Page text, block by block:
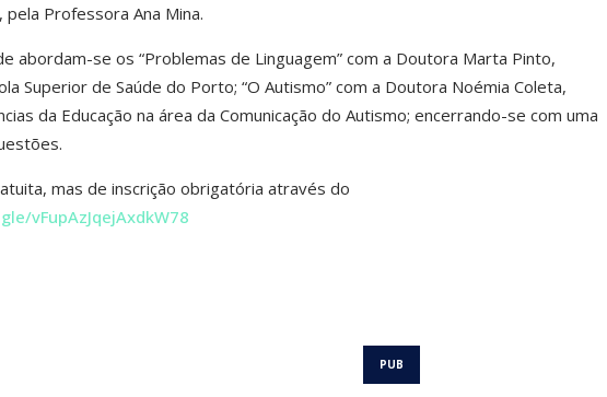
pela Professora Ana Mina.
abordam-se os “Problemas de Linguagem” com a Doutora Marta Pinto,
Superior de Saúde do Porto; “O Autismo” com a Doutora Noémia Coleta,
da Educação na área da Comunicação do Autismo; encerrando-se com uma
mas de inscrição obrigatória através do
vFupAzJqejAxdkW78